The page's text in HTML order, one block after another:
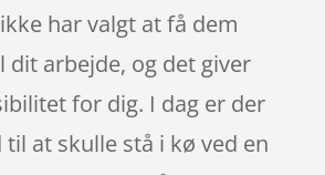
har valgt at få dem
dit arbejde, og det giver
for dig. I dag er der
at skulle stå i kø ved en